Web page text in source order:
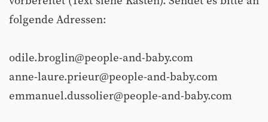
folgende Adressen:
odile.broglin@people-and-baby.com
anne-laure.prieur@people-and-baby.com
emmanuel.dussolier@people-and-baby.com